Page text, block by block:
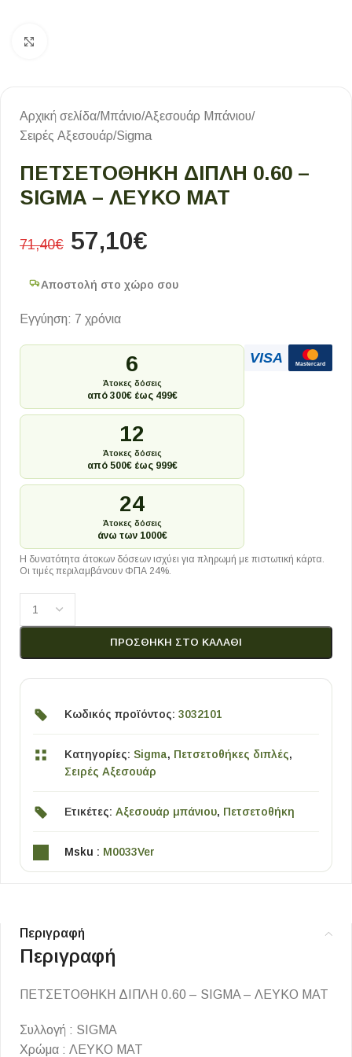
Αρχική σελίδα/Μπάνιο/Αξεσουάρ Μπάνιου/
Σειρές Αξεσουάρ/Sigma
ΠΕΤΣΕΤΟΘΗΚΗ ΔΙΠΛΗ 0.60 –
SIGMA – ΛΕΥΚΟ ΜΑΤ
71,40€ 57,10€
Αποστολή στο χώρο σου
Εγγύηση: 7 χρόνια
6
Άτοκες δόσεις
από 300€ έως 499€
12
Άτοκες δόσεις
από 500€ έως 999€
24
Άτοκες δόσεις
άνω των 1000€
VISA Mastercard
Η δυνατότητα άτοκων δόσεων ισχύει για πληρωμή με πιστωτική κάρτα.
Οι τιμές περιλαμβάνουν ΦΠΑ 24%.
ΠΡΟΣΘΉΚΗ ΣΤΟ ΚΑΛΆΘΙ
Κωδικός προϊόντος: 3032101
Κατηγορίες: Sigma, Πετσετοθήκες διπλές,
Σειρές Αξεσουάρ
Ετικέτες: Αξεσουάρ μπάνιου, Πετσετοθήκη
Msku : M0033Ver
Περιγραφή
Περιγραφή
ΠΕΤΣΕΤΟΘΗΚΗ ΔΙΠΛΗ 0.60 – SIGMA – ΛΕΥΚΟ ΜΑΤ
Συλλογή : SIGMA
Χρώμα : ΛΕΥΚΟ ΜΑΤ